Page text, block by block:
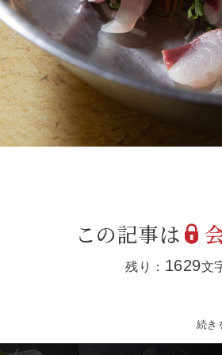
この記事は
残り： 1629文
続き